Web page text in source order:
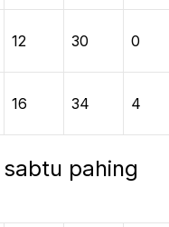
12 30 0
16 34 4
pahing